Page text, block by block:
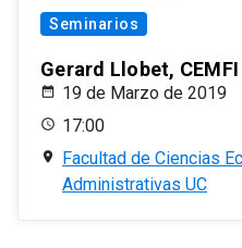
Seminarios
Gerard Llobet, CEMFI
19 de Marzo de 2019
17:00
Facultad de Ciencias
Administrativas UC